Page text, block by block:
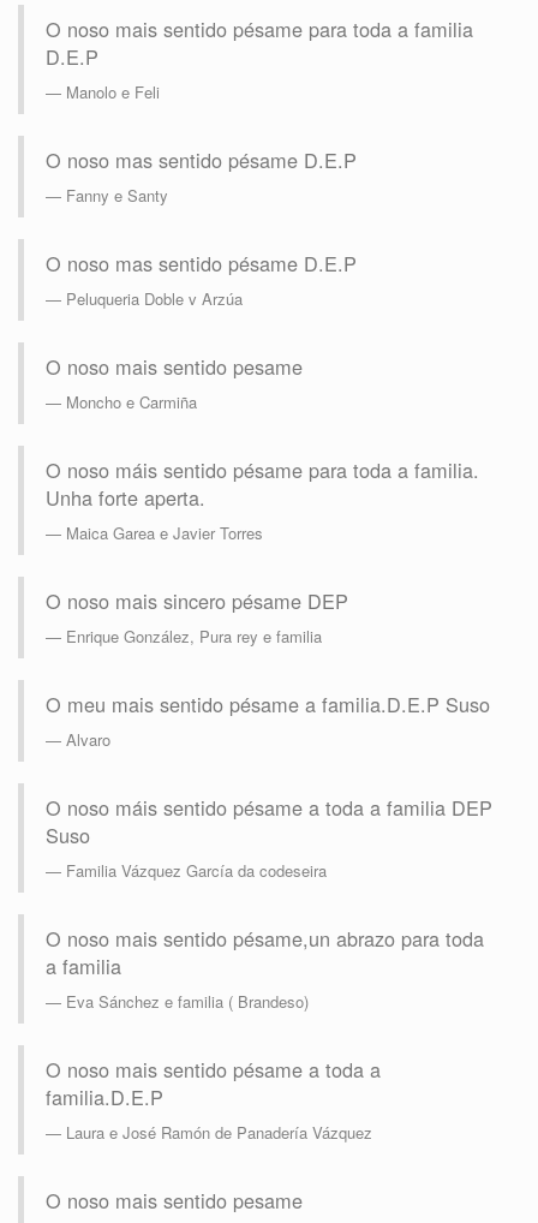
O noso mais sentido pésame para toda a familia
D.E.P
Manolo e Feli
O noso mas sentido pésame D.E.P
Fanny e Santy
O noso mas sentido pésame D.E.P
Peluqueria Doble v Arzúa
O noso mais sentido pesame
Moncho e Carmiña
O noso máis sentido pésame para toda a familia.
Unha forte aperta.
Maica Garea e Javier Torres
O noso mais sincero pésame DEP
Enrique González, Pura rey e familia
O meu mais sentido pésame a familia.D.E.P Suso
Alvaro
O noso máis sentido pésame a toda a familia DEP
Suso
Familia Vázquez García da codeseira
O noso mais sentido pésame,un abrazo para toda
a familia
Eva Sánchez e familia ( Brandeso)
O noso mais sentido pésame a toda a
familia.D.E.P
Laura e José Ramón de Panadería Vázquez
O noso mais sentido pesame